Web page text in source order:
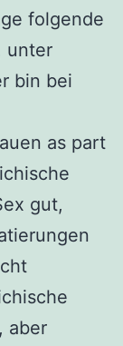
folgende
unter
bin bei
as part
gut,
aber